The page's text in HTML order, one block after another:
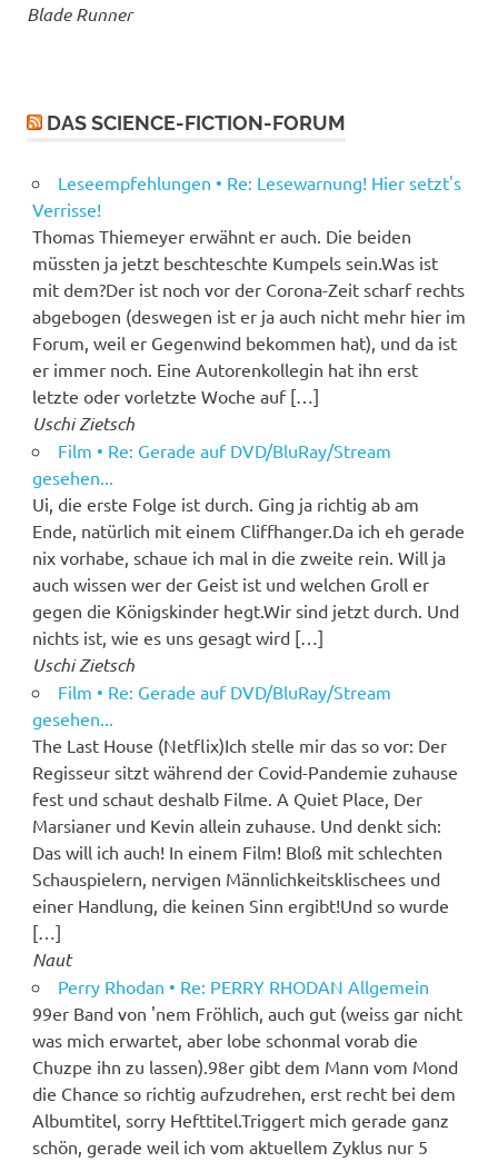
Blade Runner
DAS SCIENCE-FICTION-FORUM
Leseempfehlungen • Re: Lesewarnung! Hier setzt's
Verrisse!
Thomas Thiemeyer erwähnt er auch. Die beiden
müssten ja jetzt beschteschte Kumpels sein.Was ist
mit dem?Der ist noch vor der Corona-Zeit scharf rechts
abgebogen (deswegen ist er ja auch nicht mehr hier im
Forum, weil er Gegenwind bekommen hat), und da ist
er immer noch. Eine Autorenkollegin hat ihn erst
letzte oder vorletzte Woche auf […]
Uschi Zietsch
Film • Re: Gerade auf DVD/BluRay/Stream
gesehen...
Ui, die erste Folge ist durch. Ging ja richtig ab am
Ende, natürlich mit einem Cliffhanger.Da ich eh gerade
nix vorhabe, schaue ich mal in die zweite rein. Will ja
auch wissen wer der Geist ist und welchen Groll er
gegen die Königskinder hegt.Wir sind jetzt durch. Und
nichts ist, wie es uns gesagt wird […]
Uschi Zietsch
Film • Re: Gerade auf DVD/BluRay/Stream
gesehen...
The Last House (Netflix)Ich stelle mir das so vor: Der
Regisseur sitzt während der Covid-Pandemie zuhause
fest und schaut deshalb Filme. A Quiet Place, Der
Marsianer und Kevin allein zuhause. Und denkt sich:
Das will ich auch! In einem Film! Bloß mit schlechten
Schauspielern, nervigen Männlichkeitsklischees und
einer Handlung, die keinen Sinn ergibt!Und so wurde
[…]
Naut
Perry Rhodan • Re: PERRY RHODAN Allgemein
99er Band von 'nem Fröhlich, auch gut (weiss gar nicht
was mich erwartet, aber lobe schonmal vorab die
Chuzpe ihn zu lassen).98er gibt dem Mann vom Mond
die Chance so richtig aufzudrehen, erst recht bei dem
Albumtitel, sorry Hefttitel.Triggert mich gerade ganz
schön, gerade weil ich vom aktuellem Zyklus nur 5